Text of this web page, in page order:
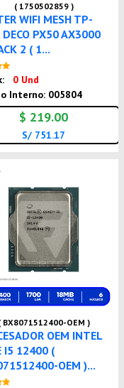
( 1750502859 )
WIFI MESH TP-
PX50 AX3000
2 ( 1...
0 Und
Interno: 005804
$ 219.00
S/ 751.17
BX8071512400-OEM )
OEM INTEL
I5 12400 (
OEM )...